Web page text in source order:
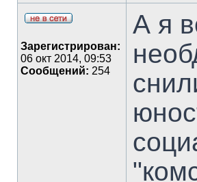
Зарегистрирован:
06 окт 2014, 09:53
Сообщений: 254
А я